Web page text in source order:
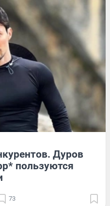
Дуров
пользуются
73